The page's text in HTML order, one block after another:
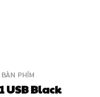
BÀN PHÍM
USB Black